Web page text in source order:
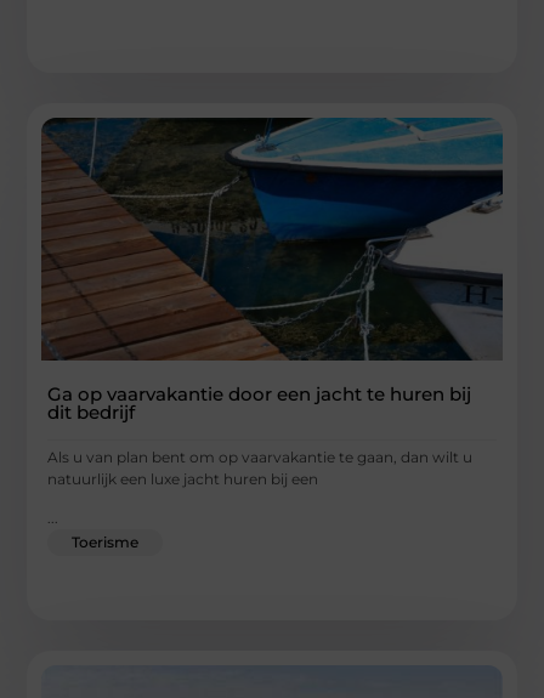
Ga op vaarvakantie door een jacht te huren bij
dit bedrijf
Als u van plan bent om op vaarvakantie te gaan, dan wilt u
natuurlijk een luxe jacht huren bij een
...
Toerisme